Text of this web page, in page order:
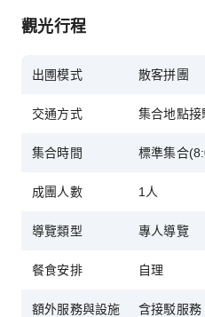
點。
行。
在 KKday 享受無憂的預
觀光行程
出圑模式 散客拼團
交通方式 集合地點接
集合時間 標準集合
成團人數 1人
導覽類型 專人導覽
餐食安排 自理
額外服務與設施 含接駁服務